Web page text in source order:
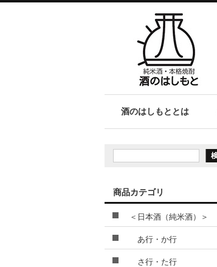
酒のはしもととは
商品カテゴリ
＜日本酒（純米酒）＞
あ行・か行
さ行・た行